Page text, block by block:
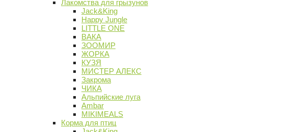
Лакомства для грызунов
Jack&King
Happy Jungle
LITTLE ONE
ВАКА
ЗООМИР
ЖОРКА
КУЗЯ
МИСТЕР АЛЕКС
Закрома
ЧИКА
Альпийские луга
Ambar
MIKIMEALS
Корма для птиц